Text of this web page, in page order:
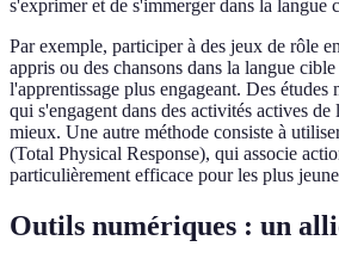
s'exprimer et de s'immerger dans la langue
Par exemple, participer à des jeux de rôle
appris ou des chansons dans la langue
l'apprentissage plus engageant. Des études
qui s'engagent dans des activités actives de
mieux. Une autre méthode consiste à
(Total Physical Response), qui associe
particulièrement efficace pour les plus
Outils numériques : un